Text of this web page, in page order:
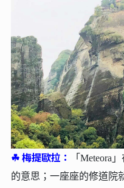
☘︎梅提歐拉：
「Meteora
的意思；一座座的修道院